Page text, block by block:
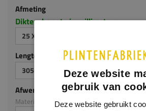
Afmeting
Dikte x hoogte in millimeters
25 X 300 MM
Lengte (mm)
3050
Afwerking
Materiaal: MDF v313
Deze website
gebruik van
Deze website gebruikt